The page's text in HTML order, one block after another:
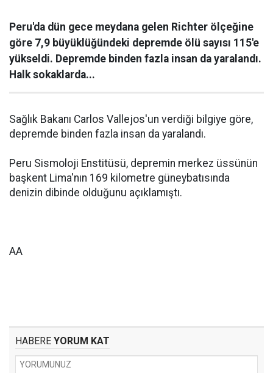
Peru'da dün gece meydana gelen Richter ölçeğine
göre 7,9 büyüklüğündeki depremde ölü sayısı 115'e
yükseldi. Depremde binden fazla insan da yaralandı.
Halk sokaklarda...
Sağlık Bakanı Carlos Vallejos'un verdiği bilgiye göre,
depremde binden fazla insan da yaralandı.
Peru Sismoloji Enstitüsü, depremin merkez üssünün
başkent Lima'nın 169 kilometre güneybatısında
denizin dibinde olduğunu açıklamıştı.
AA
HABERE YORUM KAT